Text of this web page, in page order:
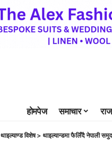
होमपेज समाचार
थाइल्याण्ड विशेष> थाइल्यान्डमा फैलिँदै नेपाली